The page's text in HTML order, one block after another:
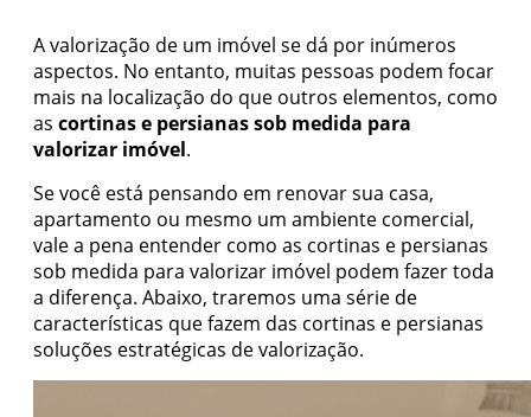
A valorização de um imóvel se dá por inúmeros
aspectos. No entanto, muitas pessoas podem focar
mais na localização do que outros elementos, como
as cortinas e persianas sob medida para
valorizar imóvel.
Se você está pensando em renovar sua casa,
apartamento ou mesmo um ambiente comercial,
vale a pena entender como as cortinas e persianas
sob medida para valorizar imóvel podem fazer toda
a diferença. Abaixo, traremos uma série de
características que fazem das cortinas e persianas
soluções estratégicas de valorização.